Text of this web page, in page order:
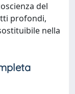
del
profondi,
nella